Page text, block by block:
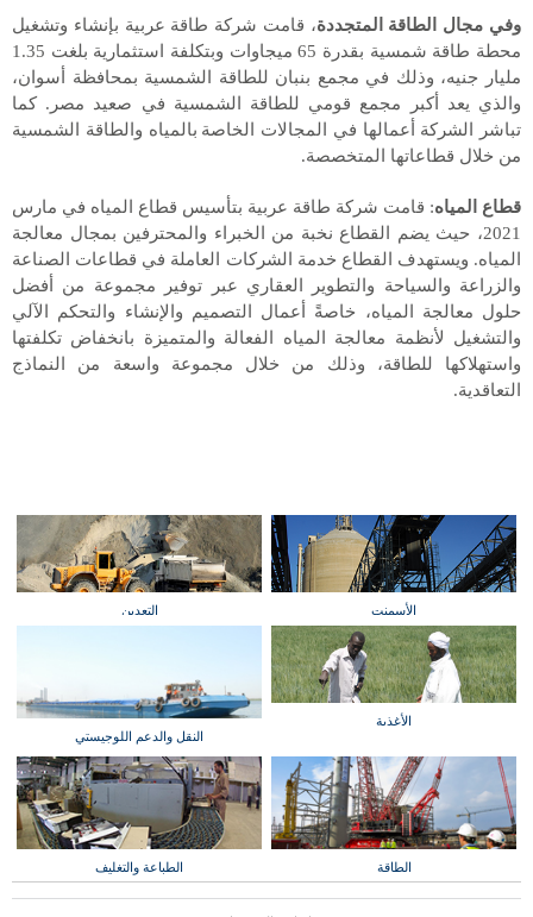
وفي مجال الطاقة المتجددة، قامت شركة طاقة عربية بإنشاء وتشغيل
محطة طاقة شمسية بقدرة 65ميجاوات وبتكلفة استثمارية بلغت 1.35
مليار جنيه، وذلك في مجمع بنبان للطاقة الشمسية بمحافظة أسوان،
والذي يعد أكبر مجمع قومي للطاقة الشمسية في صعيد مصر. كما
تباشر الشركة أعمالها في المجالات الخاصة بالمياه والطاقة الشمسية
من خلال قطاعاتها المتخصصة.
قطاع المياه: قامت شركة طاقة عربية بتأسيس قطاع المياه في مارس
2021، حيث يضم القطاع نخبة من الخبراء والمحترفين بمجال معالجة
المياه. ويستهدف القطاع خدمة الشركات العاملة في قطاعات الصناعة
والزراعة والسياحة والتطوير العقاري عبر توفير مجموعة من أفضل
حلول معالجة المياه، خاصةً أعمال التصميم والإنشاء والتحكم الآلي
والتشغيل لأنظمة معالجة المياه الفعالة والمتميزة بانخفاض تكلفتها
واستهلاكها للطاقة، وذلك من خلال مجموعة واسعة من النماذج
التعاقدية.
الأسمنت التعدين
الأغذية
النقل والدعم اللوجيستي
الطاقة الطباعة والتغليف